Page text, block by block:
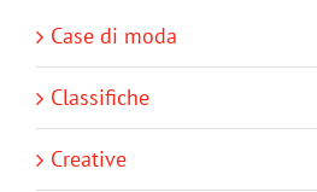
Case di moda
Classifiche
Creative